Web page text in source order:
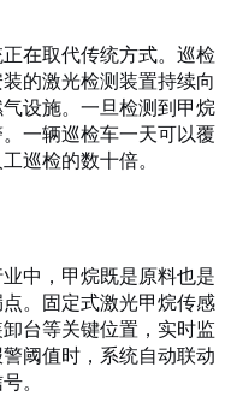
在取代传统方式。巡检
的激光检测装置持续向
设施。一旦检测到甲烷
一辆巡检车一天可以覆
巡检的数十倍。
中，甲烷既是原料也是
。固定式激光甲烷传感
台等关键位置，实时监
阈值时，系统自动联动
。